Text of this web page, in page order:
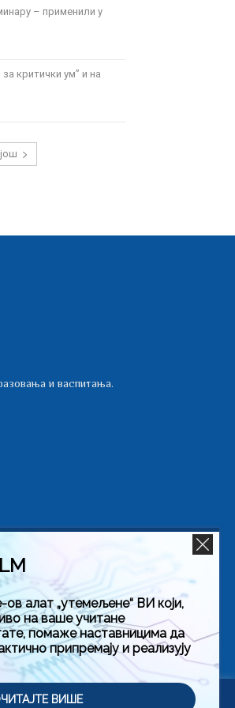
– применили у
критички ум” и на
и васпитања.
алат „утемељене“ ВИ који,
на ваше учитане
помаже наставницима да
припремају и реализују
ВИШЕ